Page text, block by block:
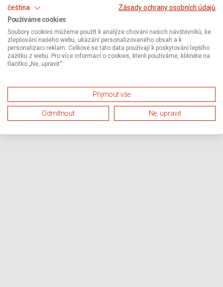
čeština
Zásady ochrany osobních údajů
Používáme cookies
Soubory cookies můžeme použít k analýze chování našich návštěvníků, ke
zlepšování našeho webu, ukázání personalizovaného obsah a k
personalizaci reklam. Celkově se tato data používají k poskytování lepšího
zážitku z webu. Pro více informací o cookies, které používáme, klikněte na
tlačítko „Ne, upravit“.
Přijmout vše
Odmítnout Ne, upravit